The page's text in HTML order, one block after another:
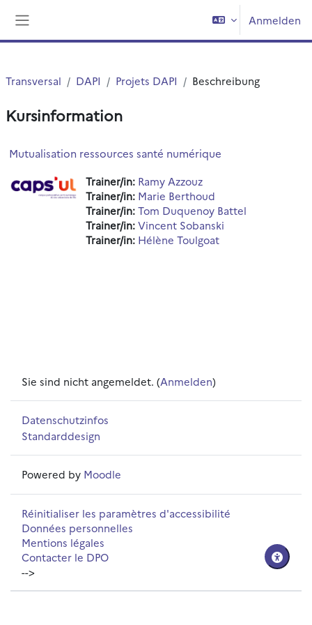
Anmelden
Transversal DAPI Projets DAPI Beschreibung
Kursinformation
Mutualisation ressources santé numérique
Trainer/in: Ramy Azzouz
Trainer/in: Marie Berthoud
Trainer/in:Tom Duquenoy Battel
Trainer/in:Vincent Sobanski
Trainer/in: Hélène Toulgoat
Sie sind nicht angemeldet. (Anmelden)
Datenschutzinfos
Standarddesign
Powered by Moodle
Réinitialiser les paramètres d'accessibilité
Données personnelles
Mentions légales
Contacter le DPO
-->